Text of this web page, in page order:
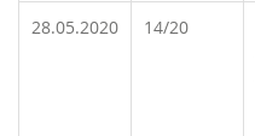
28.05.2020 14/20